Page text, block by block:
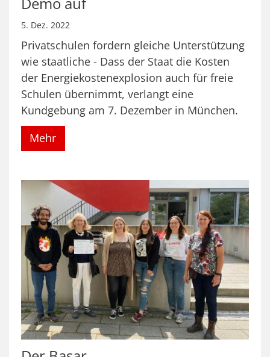
5. Dez. 2022
Privatschulen fordern gleiche Unterstützung
wie staatliche - Dass der Staat die Kosten
der Energiekostenexplosion auch für freie
Schulen übernimmt, verlangt eine
Kundgebung am 7. Dezember in München.
Mehr